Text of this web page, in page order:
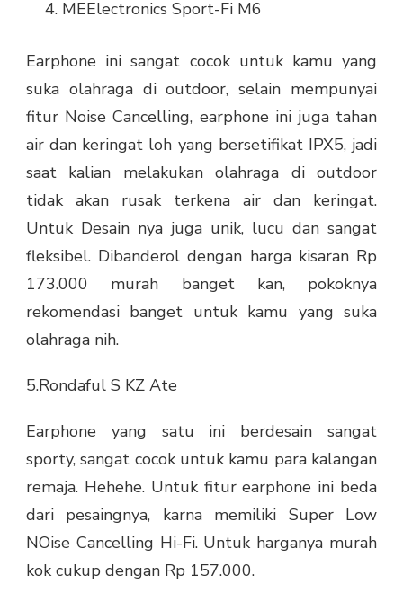
MEElectronics Sport-Fi M6
Earphone ini sangat cocok untuk kamu yang
suka olahraga di outdoor, selain mempunyai
fitur Noise Cancelling, earphone ini juga tahan
air dan keringat loh yang bersetifikat IPX5, jadi
saat kalian melakukan olahraga di outdoor
tidak akan rusak terkena air dan keringat.
Untuk Desain nya juga unik, lucu dan sangat
fleksibel. Dibanderol dengan harga kisaran Rp
173.000 murah banget kan, pokoknya
rekomendasi banget untuk kamu yang suka
olahraga nih.
5.Rondaful S KZ Ate
Earphone yang satu ini berdesain sangat
sporty, sangat cocok untuk kamu para kalangan
remaja. Hehehe. Untuk fitur earphone ini beda
dari pesaingnya, karna memiliki Super Low
NOise Cancelling Hi-Fi. Untuk harganya murah
kok cukup dengan Rp 157.000.